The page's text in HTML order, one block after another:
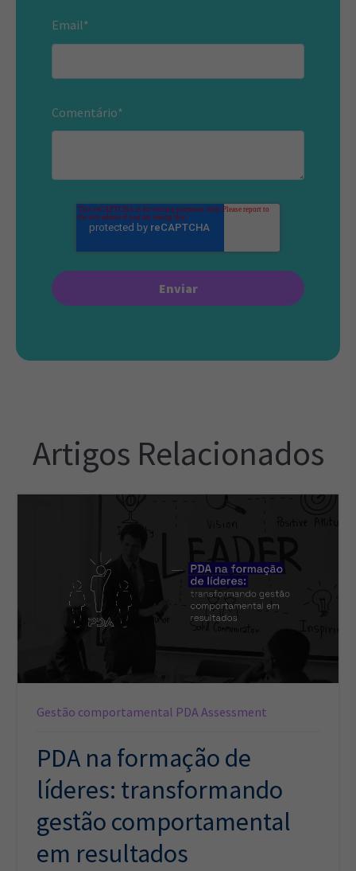
Email*
Comentário*
Artigos Relacionados
Gestão comportamental PDA Assessment
PDA na formação de
líderes: transformando
gestão comportamental
em resultados